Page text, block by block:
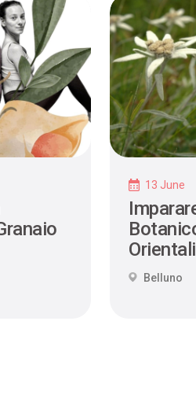
13 June
Orientali
Belluno